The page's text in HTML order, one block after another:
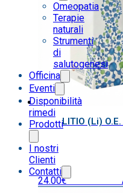
Omeopatia
Terapie
naturali
Strumenti
di
salutogenesi
Officina
Eventi
Disponibilità
rimedi
Prodotti
I nostri
Clienti
Contatti
LITIO (Li)
24.00€ IVA inclusa